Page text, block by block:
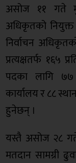
असोज ११ गते
अधिकृतको नियुक्त
निर्वाचन
प्रत्यक्षतर्फ १६५
पदका लागि ७७
कार्यालय र ८८
हुनेछन् ।
यस्तै असोज २८
मतदान सामग्री